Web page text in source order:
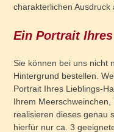
charakterlichen Ausdruck
Ein Portrait
Sie können bei uns nicht
Hintergrund bestellen.
Portrait Ihres Lieblings-
Ihrem
realisieren dieses genau
hierfür nur ca. 3